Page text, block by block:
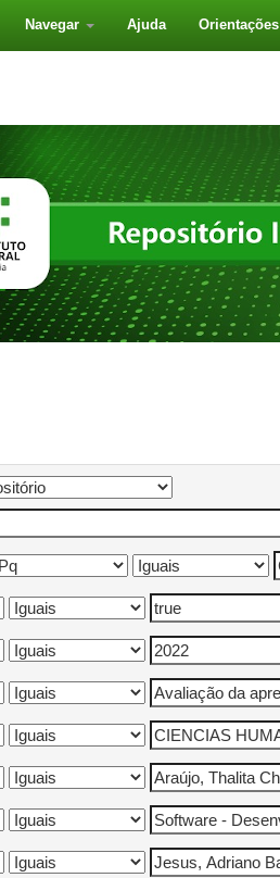
Navegar Ajuda Orientações